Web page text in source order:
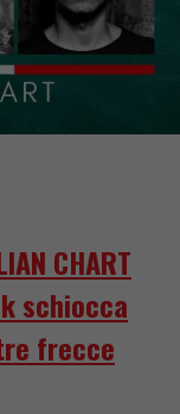
CHART
schiocca
frecce